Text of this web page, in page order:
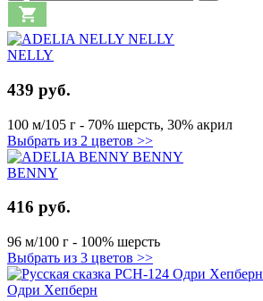
NELLY
439 руб.
100 м/105 г - 70% шерсть, 30% акрил
Выбрать из 2 цветов >>
BENNY
416 руб.
96 м/100 г - 100% шерсть
Выбрать из 3 цветов >>
Одри Хепберн